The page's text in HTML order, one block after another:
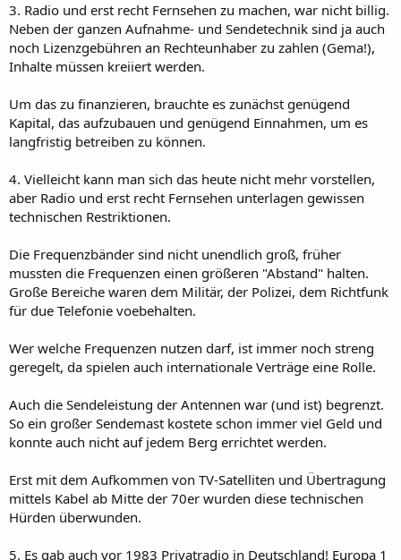
3. Radio und erst recht Fernsehen zu machen, war nicht billig.
Neben der ganzen Aufnahme- und Sendetechnik sind ja auch
noch Lizenzgebühren an Rechteunhaber zu zahlen (Gema!),
Inhalte müssen kreiiert werden.
Um das zu finanzieren, brauchte es zunächst genügend
Kapital, das aufzubauen und genügend Einnahmen, um es
langfristig betreiben zu können.
4. Vielleicht kann man sich das heute nicht mehr vorstellen,
aber Radio und erst recht Fernsehen unterlagen gewissen
technischen Restriktionen.
Die Frequenzbänder sind nicht unendlich groß, früher
mussten die Frequenzen einen größeren "Abstand" halten.
Große Bereiche waren dem Militär, der Polizei, dem Richtfunk
für due Telefonie voebehalten.
Wer welche Frequenzen nutzen darf, ist immer noch streng
geregelt, da spielen auch internationale Verträge eine Rolle.
Auch die Sendeleistung der Antennen war (und ist) begrenzt.
So ein großer Sendemast kostete schon immer viel Geld und
konnte auch nicht auf jedem Berg errichtet werden.
Erst mit dem Aufkommen von TV-Satelliten und Übertragung
mittels Kabel ab Mitte der 70er wurden diese technischen
Hürden überwunden.
5. Es gab auch vor 1983 Privatradio in Deutschland! Europa 1